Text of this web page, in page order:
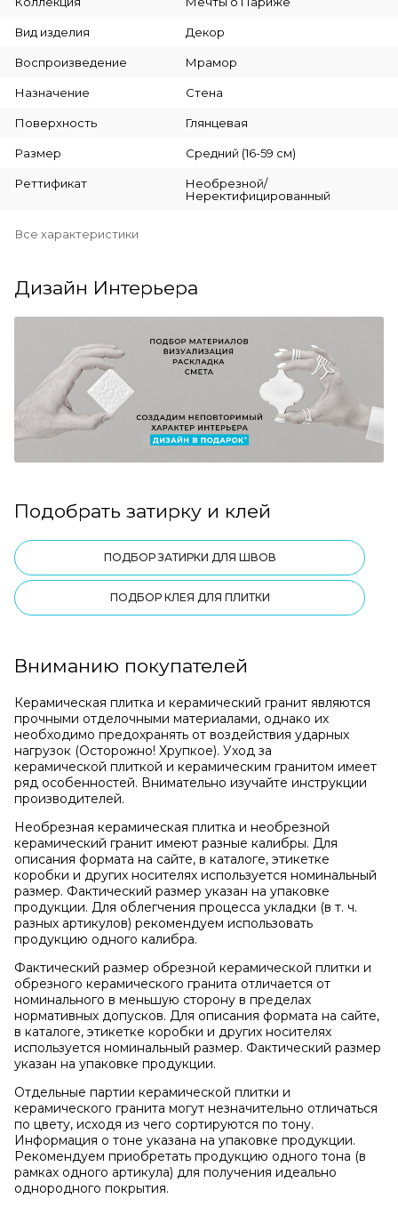
Вид изделия Декор
Воспроизведение Мрамор
Назначение Стена
Поверхность Глянцевая
Размер Средний (16-59 см)
Реттификат
Необрезной/
Неректифицированный
Все характеристики
Дизайн Интерьера
Подобрать затирку и клей
ПОДБОР ЗАТИРКИ ДЛЯ ШВОВ
ПОДБОР КЛЕЯ ДЛЯ ПЛИТКИ
Вниманию покупателей
Керамическая плитка и керамический гранит являются
прочными отделочными материалами, однако их
необходимо предохранять от воздействия ударных
нагрузок (Осторожно! Хрупкое). Уход за
керамической плиткой и керамическим гранитом имеет
ряд особенностей. Внимательно изучайте инструкции
производителей.
Необрезная керамическая плитка и необрезной
керамический гранит имеют разные калибры. Для
описания формата на сайте, в каталоге, этикетке
коробки и других носителях используется номинальный
размер. Фактический размер указан на упаковке
продукции. Для облегчения процесса укладки (в т. ч.
разных артикулов) рекомендуем использовать
продукцию одного калибра.
Фактический размер обрезной керамической плитки и
обрезного керамического гранита отличается от
номинального в меньшую сторону в пределах
нормативных допусков. Для описания формата на сайте,
в каталоге, этикетке коробки и других носителях
используется номинальный размер. Фактический размер
указан на упаковке продукции.
Отдельные партии керамической плитки и
керамического гранита могут незначительно отличаться
по цвету, исходя из чего сортируются по тону.
Информация о тоне указана на упаковке продукции.
Рекомендуем приобретать продукцию одного тона (в
рамках одного артикула) для получения идеально
однородного покрытия.